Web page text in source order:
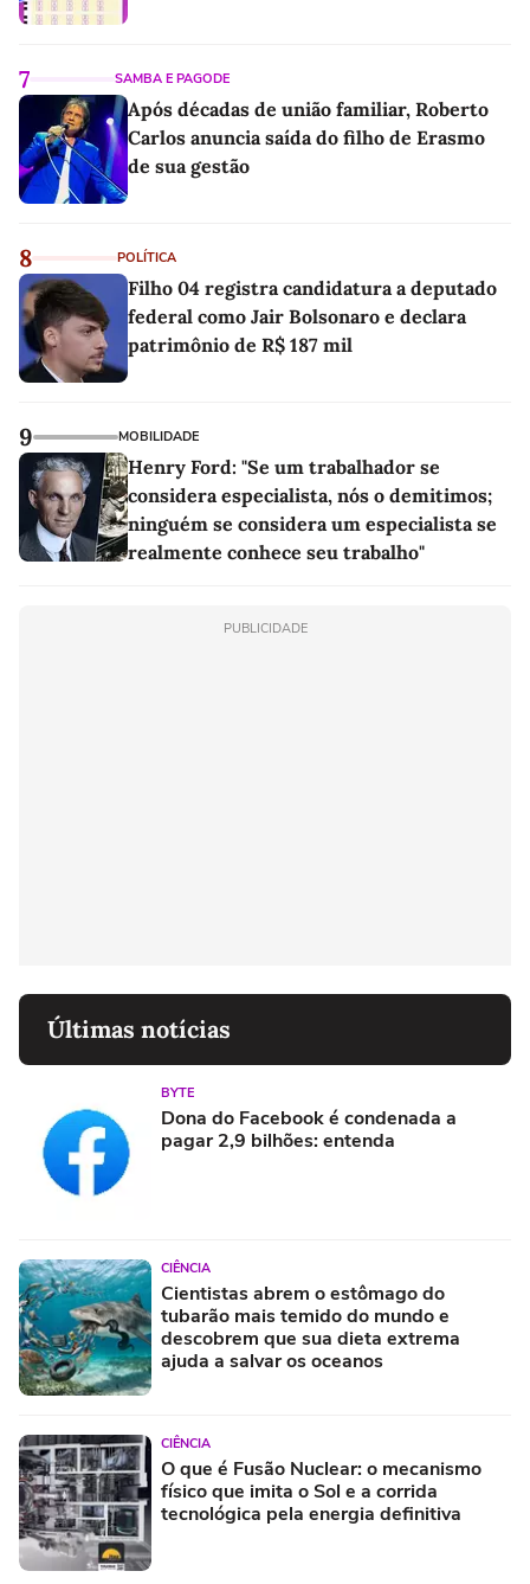
7 SAMBA E PAGODE
Após décadas de união familiar, Roberto
Carlos anuncia saída do filho de Erasmo
de sua gestão
8 POLÍTICA
Filho 04 registra candidatura a deputado
federal como Jair Bolsonaro e declara
patrimônio de R$ 187 mil
9 MOBILIDADE
Henry Ford: "Se um trabalhador se
considera especialista, nós o demitimos;
ninguém se considera um especialista se
realmente conhece seu trabalho"
PUBLICIDADE
Últimas notícias
BYTE
Dona do Facebook é condenada a
pagar 2,9 bilhões: entenda
CIÊNCIA
Cientistas abrem o estômago do
tubarão mais temido do mundo e
descobrem que sua dieta extrema
ajuda a salvar os oceanos
CIÊNCIA
O que é Fusão Nuclear: o mecanismo
físico que imita o Sol e a corrida
tecnológica pela energia definitiva